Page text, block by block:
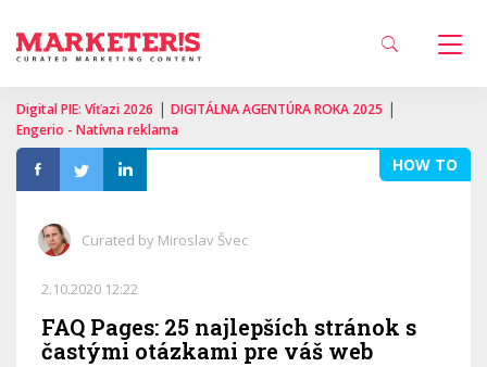
Digital PIE: Víťazi 2026 | DIGITÁLNA AGENTÚRA ROKA 2025 |
Engerio - Natívna reklama
HOW TO
Curated by Miroslav Švec
2.10.2020 12:22
FAQ Pages: 25 najlepších stránok s
častými otázkami pre váš web